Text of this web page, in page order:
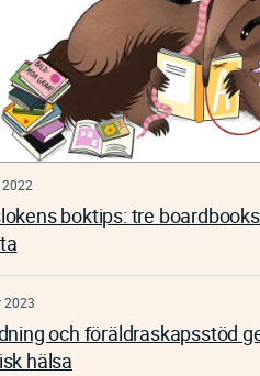
boktips: tre
2023
och föräldraskapsstöd
hälsa